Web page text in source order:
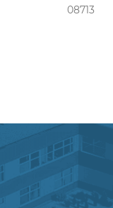
08713